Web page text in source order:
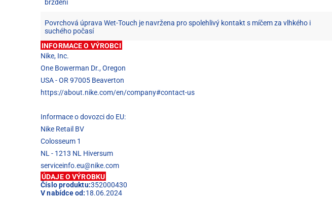
brzdění
Povrchová úprava Wet-Touch je navržena pro spolehlivý kontakt s míčem za vlhkého i
suchého počasí
INFORMACE O VÝROBCI
Nike, Inc.
One Bowerman Dr., Oregon
USA - OR 97005 Beaverton
https://about.nike.com/en/company#contact-us
Informace o dovozci do EU:
Nike Retail BV
Colosseum 1
NL - 1213 NL Hiversum
serviceinfo.eu@nike.com
ÚDAJE O VÝROBKU
Číslo produktu:352000430
V nabídce od:18.06.2024